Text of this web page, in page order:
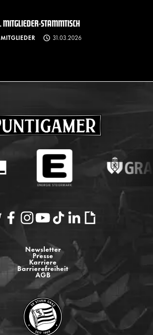
MITGLIEDER-STAMMTISCH
MITGLIEDER 31.03.2026
Newsletter
Presse
Karriere
Barrierefreiheit
AGB